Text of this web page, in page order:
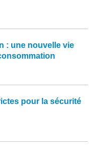
: une nouvelle vie
pour la sécurité